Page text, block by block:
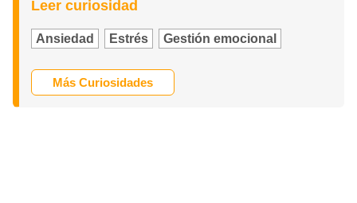
Leer curiosidad
Ansiedad Estrés Gestión emocional
Más Curiosidades